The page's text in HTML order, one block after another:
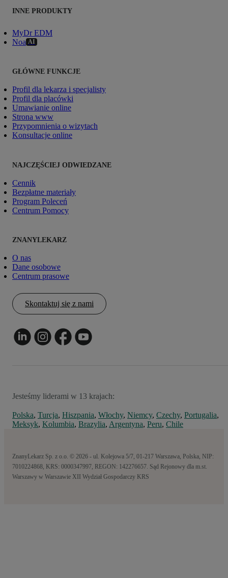
INNE PRODUKTY
MyDr EDM
Noa AI
GŁÓWNE FUNKCJE
Profil dla lekarza i specjalisty
Profil dla placówki
Umawianie online
Strona www
Przypomnienia o wizytach
Konsultacje online
NAJCZĘŚCIEJ ODWIEDZANE
Cennik
Bezpłatne materiały
Program Poleceń
Centrum Pomocy
ZNANYLEKARZ
O nas
Dane osobowe
Centrum prasowe
Skontaktuj się z nami
Jesteśmy liderami w 13 krajach:
Polska, Turcja, Hiszpania, Włochy, Niemcy, Czechy, Portugalia,
Meksyk, Kolumbia, Brazylia, Argentyna, Peru, Chile
ZnanyLekarz Sp. z o.o. © 2026 - ul. Kolejowa 5/7, 01-217 Warszawa, Polska, NIP:
7010224868, KRS: 0000347997, REGON: 142276657. Sąd Rejonowy dla m.st.
Warszawy w Warszawie XII Wydział Gospodarczy KRS